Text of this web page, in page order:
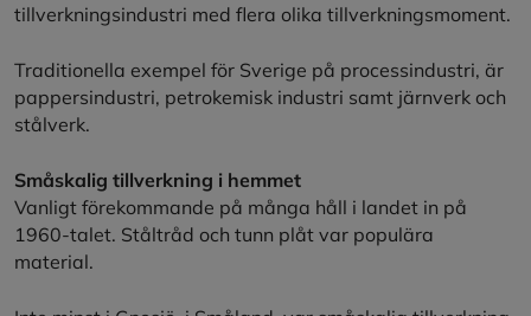
tillverkningsindustri med flera olika tillverkningsmoment.
Traditionella exempel för Sverige på processindustri, är
pappersindustri, petrokemisk industri samt järnverk och
stålverk.
Småskalig tillverkning i hemmet
Vanligt förekommande på många håll i landet in på
1960-talet. Ståltråd och tunn plåt var populära
material.